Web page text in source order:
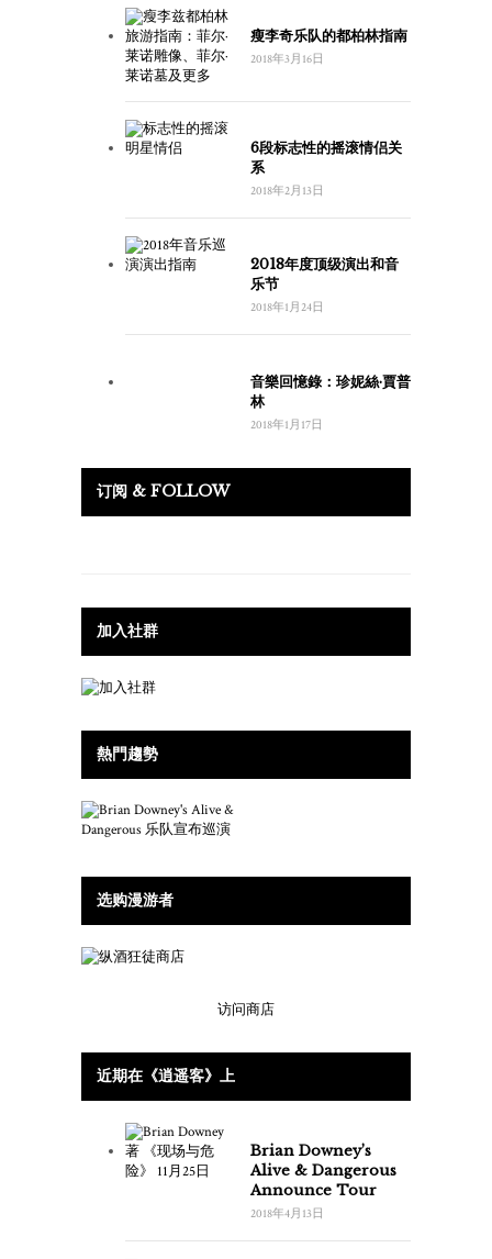
瘦李奇乐队的都柏林指南
2018年3月16日
6段标志性的摇滚情侣关
系
2018年2月13日
2018年度顶级演出和音
乐节
2018年1月24日
音樂回憶錄：珍妮絲·賈普
林
2018年1月17日
订阅 & FOLLOW
加入社群
熱門趨勢
选购漫游者
访问商店
近期在《逍遥客》上
Brian Downey’s
Alive & Dangerous
Announce Tour
2018年4月13日